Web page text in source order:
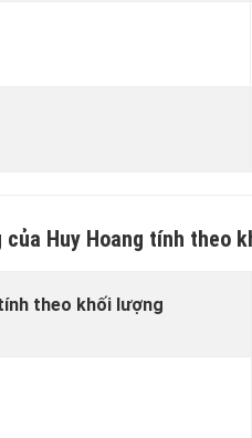
Huy Hoang tính theo
theo khối lượng